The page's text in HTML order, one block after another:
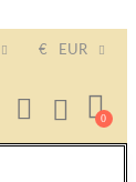
€ EUR